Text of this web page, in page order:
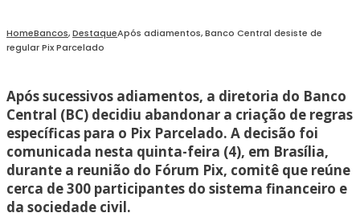
HomeBancos,DestaqueApós adiamentos, Banco Central desiste de
regular Pix Parcelado
Após sucessivos adiamentos, a diretoria do Banco
Central (BC) decidiu abandonar a criação de regras
específicas para o Pix Parcelado. A decisão foi
comunicada nesta quinta-feira (4), em Brasília,
durante a reunião do Fórum Pix, comitê que reúne
cerca de 300 participantes do sistema financeiro e
da sociedade civil.